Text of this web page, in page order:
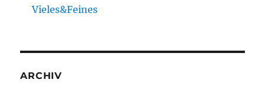
Vieles&Feines
ARCHIV